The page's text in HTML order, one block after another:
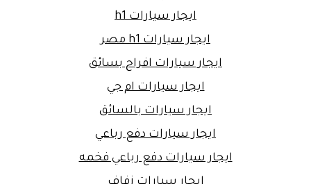
ايجار سيارات h1
ايجار سيارات h1 مصر
ايجار سيارات افراح بسائق
ايجار سيارات ام جي
ايجار سيارات بالسائق
ايجار سيارات دفع رباعي
ايجار سيارات دفع رباعي فخمه